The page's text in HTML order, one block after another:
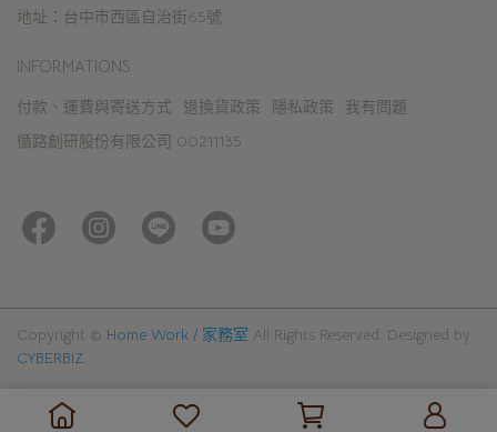
地址：台中市西區自治街65號
INFORMATIONS
付款、運費與寄送方式 退換貨政策 隱私政策
我有問題
循路創研股份有限公司 00211135
Copyright © Home Work / 家務室 All Rights Reserved. Designed by
CYBERBIZ